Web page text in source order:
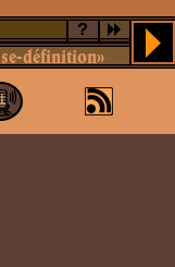
?
définition»